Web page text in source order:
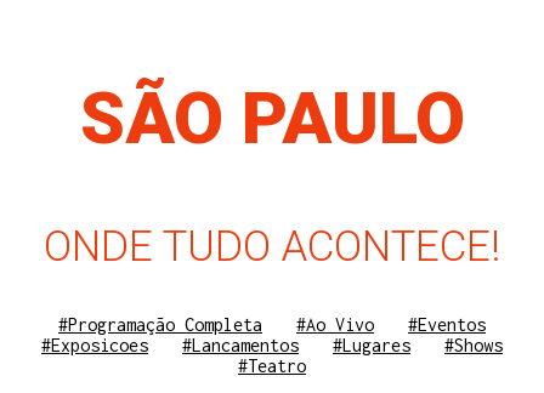
SÃO PAULO
ONDE TUDO ACONTECE!
#Programação Completa #Ao Vivo
#Eventos
#Exposicoes
#Lancamentos #Lugares
#Shows
#Teatro